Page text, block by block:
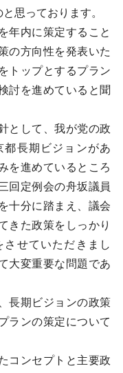
思っております。
年内に策定すること
の方向性を発表いた
トップとするプラン
討を進めていると聞
として、我が党の政
長期ビジョンがあ
を進めているところ
回定例会の舟坂議員
十分に踏まえ、議会
きた政策をしっかり
せていただきまし
大変重要な問題であ
長期ビジョンの政策
ランの策定について
コンセプトと主要政